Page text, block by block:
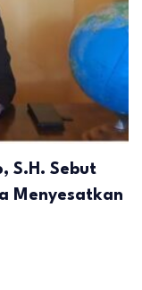
S.H. Sebut
Menyesatkan